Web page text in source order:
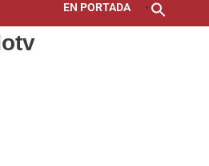
EN PORTADA